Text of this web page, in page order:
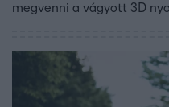
megvenni a vágyott 3D